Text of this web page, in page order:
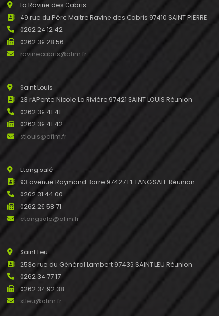
La Ravine des Cabris
49 rue du Père Maitre Ravine des Cabris 97410 SAINT PIERRE
0262 24 12 42
0262 39 28 56
ravinecabris@ofim.fr
Saint Louis
23 rAPente Nicole La Rivière 97421 SAINT LOUIS Réunion
0262 39 41 41
0262 39 41 42
stlouis@ofim.fr
Etang salé
93 avenue Raymond Barre 97427 L’ETANG SALE Réunion
0262 31 44 00
0262 26 58 71
etangsale@ofim.fr
Saint Leu
253c rue du Général Lambert 97436 SAINT LEU Réunion
0262 34 77 17
0262 34 92 38
stleu@ofim.fr